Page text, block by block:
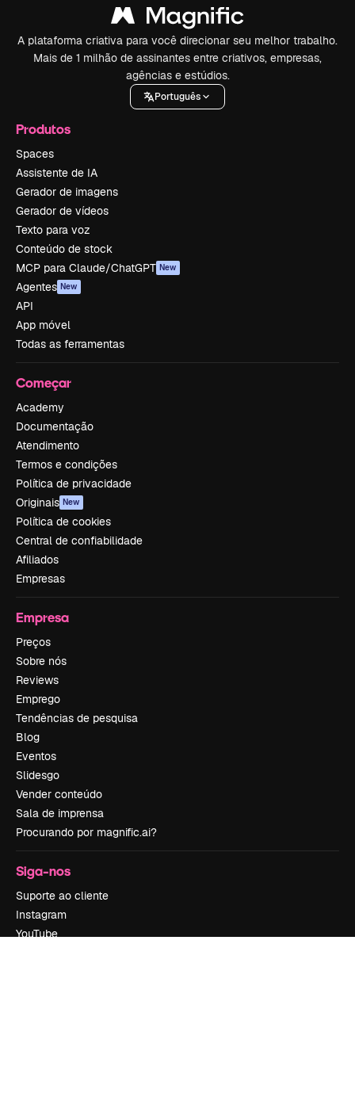
A plataforma criativa para você direcionar seu melhor trabalho.
Mais de 1 milhão de assinantes entre criativos, empresas,
agências e estúdios.
Português
Produtos
Spaces
Assistente de IA
Gerador de imagens
Gerador de vídeos
Texto para voz
Conteúdo de stock
MCP para Claude/ChatGPT New
Agentes New
API
App móvel
Todas as ferramentas
Começar
Academy
Documentação
Atendimento
Termos e condições
Política de privacidade
Originais New
Política de cookies
Central de confiabilidade
Afiliados
Empresas
Empresa
Preços
Sobre nós
Reviews
Emprego
Tendências de pesquisa
Blog
Eventos
Slidesgo
Vender conteúdo
Sala de imprensa
Procurando por magnific.ai?
Siga-nos
Suporte ao cliente
Instagram
YouTube